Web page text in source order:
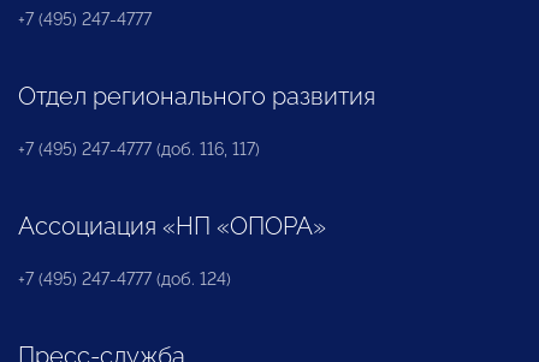
+7 (495) 247-4777
Отдел регионального развития
+7 (495) 247-4777 (доб. 116, 117)
Ассоциация «НП «ОПОРА»
+7 (495) 247-4777 (доб. 124)